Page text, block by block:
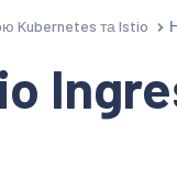
Kubernetes та Istio